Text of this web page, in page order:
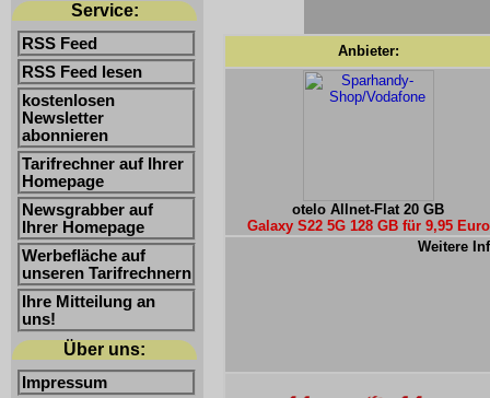
Service:
RSS Feed
RSS Feed lesen
kostenlosen
Newsletter
abonnieren
Tarifrechner auf Ihrer
Homepage
Newsgrabber auf
Ihrer Homepage
Werbefläche auf
unseren Tarifrechnern
Ihre Mitteilung an
uns!
Über uns:
Impressum
Anbieter:
otelo Allnet-Flat 20 GB
Galaxy S22 5G 128 GB für 9,95 Euro
Weitere